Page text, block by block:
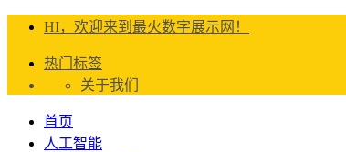
HI，欢迎来到最火数字展示网！
热门标签
关于我们
首页
人工智能